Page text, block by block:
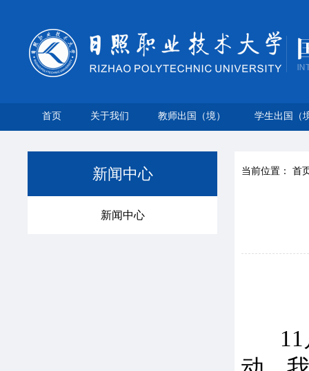
首页 关于我们 教师出国（境） 学生出国（
新闻中心
新闻中心
当前位置： 首
11月